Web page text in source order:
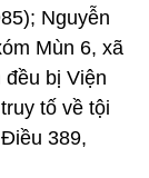
Nguyễn
Mùn 6, xã
bị Viện
tố về tội
389,